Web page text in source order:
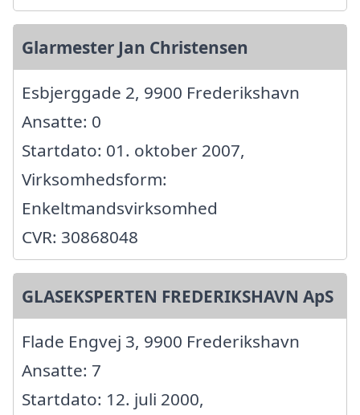
Glarmester Jan Christensen
Esbjerggade 2, 9900 Frederikshavn
Ansatte: 0
Startdato: 01. oktober 2007,
Virksomhedsform:
Enkeltmandsvirksomhed
CVR: 30868048
GLASEKSPERTEN FREDERIKSHAVN ApS
Flade Engvej 3, 9900 Frederikshavn
Ansatte: 7
Startdato: 12. juli 2000,